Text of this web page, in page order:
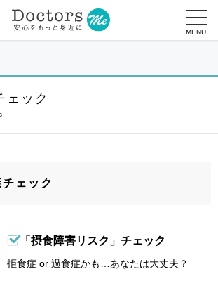
MENU
ェック
ェック
「摂食障害リスク」チェック
拒食症 or 過食症かも…あなたは大丈夫？